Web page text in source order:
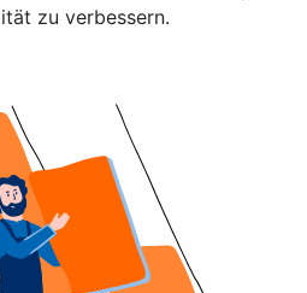
zu verbessern.